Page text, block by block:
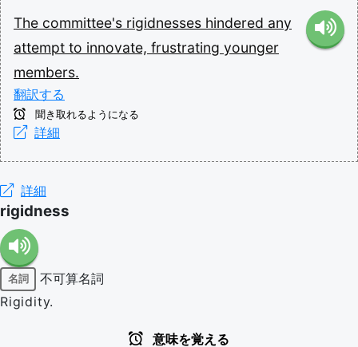
The committee's rigidnesses hindered any
attempt to innovate, frustrating younger
members.
翻訳する
聞き取れるようになる
詳細
詳細
rigidness
名詞
不可算名詞
Rigidity.
意味を覚える